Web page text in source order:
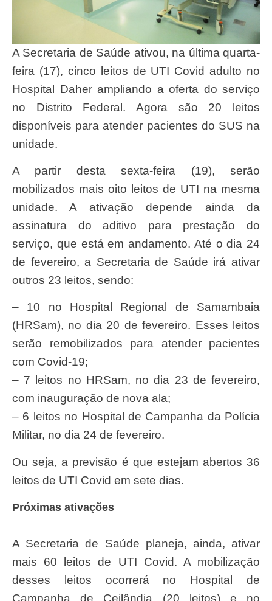
A Secretaria de Saúde ativou, na última quarta-
feira (17), cinco leitos de UTI Covid adulto no
Hospital Daher ampliando a oferta do serviço
no Distrito Federal. Agora são 20 leitos
disponíveis para atender pacientes do SUS na
unidade.
A partir desta sexta-feira (19), serão
mobilizados mais oito leitos de UTI na mesma
unidade. A ativação depende ainda da
assinatura do aditivo para prestação do
serviço, que está em andamento. Até o dia 24
de fevereiro, a Secretaria de Saúde irá ativar
outros 23 leitos, sendo:
– 10 no Hospital Regional de Samambaia
(HRSam), no dia 20 de fevereiro. Esses leitos
serão remobilizados para atender pacientes
com Covid-19;
– 7 leitos no HRSam, no dia 23 de fevereiro,
com inauguração de nova ala;
– 6 leitos no Hospital de Campanha da Polícia
Militar, no dia 24 de fevereiro.
Ou seja, a previsão é que estejam abertos 36
leitos de UTI Covid em sete dias.
Próximas ativações
A Secretaria de Saúde planeja, ainda, ativar
mais 60 leitos de UTI Covid. A mobilização
desses leitos ocorrerá no Hospital de
Campanha de Ceilândia (20 leitos) e no